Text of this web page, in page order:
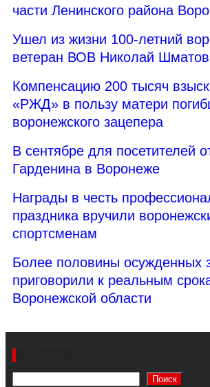
части Ленинского района
Ушел из жизни 100-летний
ветеран ВОВ Николай Шматов
Компенсацию 200 тысяч
«РЖД» в пользу матери
воронежского зацепера
В сентябре для посетителей
Гарденина в Воронеже
Награды в честь
праздника вручили
спортсменам
Более половины осужденных
приговорили к реальным
Воронежской области
Поиск